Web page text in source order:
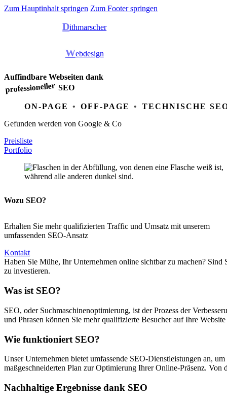
Zum Hauptinhalt springen Zum Footer springen
Dithmarscher
Webdesign
Auffindbare Webseiten dank
professioneller SEO
ON-PAGE OFF-PAGE
TECHNISCHE
Gefunden werden von Google & Co
Preisliste
Portfolio
Wozu SEO?
Erhalten Sie mehr qualifizierten Traffic und Umsatz mit unserem
umfassenden SEO-Ansatz
Kontakt
Haben Sie Mühe, Ihr Unternehmen online sichtbar zu machen? Sind
zu investieren.
Was ist SEO?
SEO, oder Suchmaschinenoptimierung, ist der Prozess der
und Phrasen können Sie mehr qualifizierte Besucher auf Ihre
Wie funktioniert SEO?
Unser Unternehmen bietet umfassende SEO-Dienstleistungen an,
maßgeschneiderten Plan zur Optimierung Ihrer Online-Präsenz.
Nachhaltige Ergebnisse dank SEO